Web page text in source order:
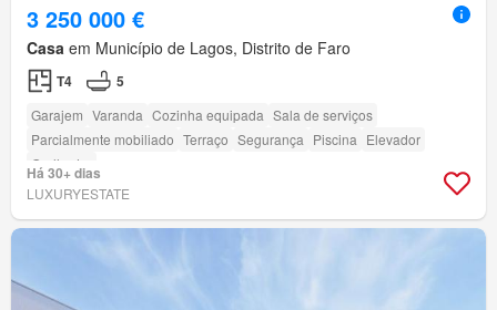
3 250 000 €
Casa em Município de Lagos, Distrito de Faro
T4 5
Garajem Varanda Cozinha equipada Sala de serviços
Parcialmente mobiliado Terraço Segurança Piscina Elevador
Grelhador
Há 30+ dias
LUXURYESTATE